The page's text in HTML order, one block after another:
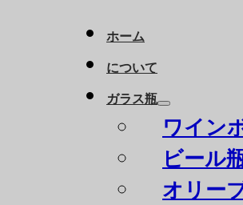
ホーム
について
ガラス瓶
ワイン
ビール
オリー